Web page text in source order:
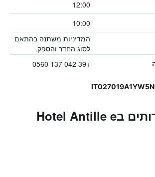
12:00
10:00
המדיניות משתנה בהתאם
לסוג החדר והספק.
+39 042 137 0560
הטבות ושירותים בHotel Antille e